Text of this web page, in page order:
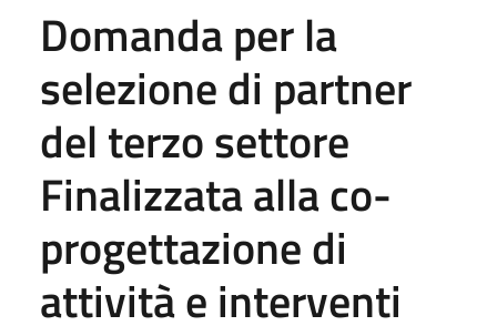
Domanda per la
selezione di partner
del terzo settore
Finalizzata alla co-
progettazione di
attività e interventi